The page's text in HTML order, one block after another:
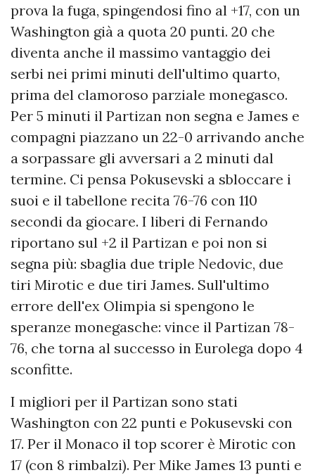
prova la fuga, spingendosi fino al +17, con un
Washington già a quota 20 punti. 20 che
diventa anche il massimo vantaggio dei
serbi nei primi minuti dell'ultimo quarto,
prima del clamoroso parziale monegasco.
Per 5 minuti il Partizan non segna e James e
compagni piazzano un 22-0 arrivando anche
a sorpassare gli avversari a 2 minuti dal
termine. Ci pensa Pokusevski a sbloccare i
suoi e il tabellone recita 76-76 con 110
secondi da giocare. I liberi di Fernando
riportano sul +2 il Partizan e poi non si
segna più: sbaglia due triple Nedovic, due
tiri Mirotic e due tiri James. Sull'ultimo
errore dell'ex Olimpia si spengono le
speranze monegasche: vince il Partizan 78-
76, che torna al successo in Eurolega dopo 4
sconfitte.
I migliori per il Partizan sono stati
Washington con 22 punti e Pokusevski con
17. Per il Monaco il top scorer è Mirotic con
17 (con 8 rimbalzi). Per Mike James 13 punti e